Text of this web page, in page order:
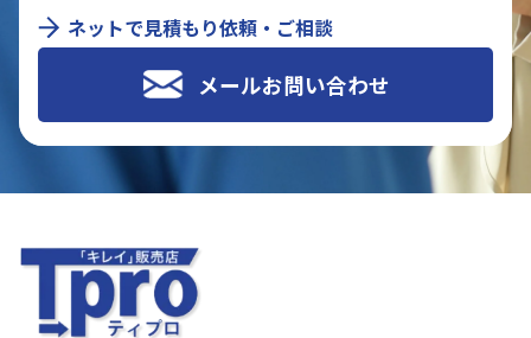
ネットで見積もり依頼・ご相談
メールお問い合わせ